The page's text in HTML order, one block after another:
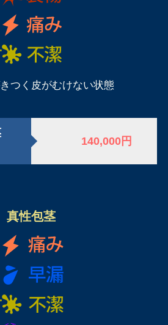
つく皮がむけない状態
140,000円
真性包茎